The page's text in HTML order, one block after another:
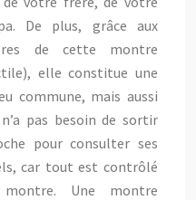
De plus, grâce aux
de cette montre
elle constitue une
commune, mais aussi
pas besoin de sortir
pour consulter ses
car tout est contrôlé
Une montre